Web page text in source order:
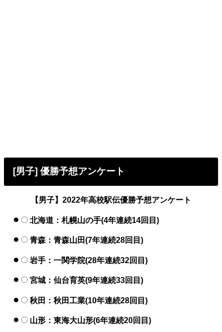
[男子] 優勝予想アンケート
【男子】2022年高校駅伝優勝予想アンケート
北海道：札幌山の手(4年連続14回目)
青森：青森山田(7年連続28回目)
岩手：一関学院(28年連続32回目)
宮城：仙台育英(9年連続33回目)
秋田：秋田工業(10年連続28回目)
山形：東海大山形(6年連続20回目)